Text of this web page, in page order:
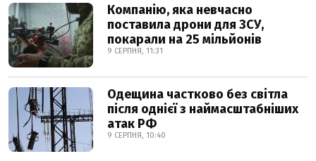
Компанію, яка невчасно
поставила дрони для ЗСУ,
покарали на 25 мільйонів
9 СЕРПНЯ, 11:31
Одещина частково без світла
після однієї з наймасштабніших
атак РФ
9 СЕРПНЯ, 10:40